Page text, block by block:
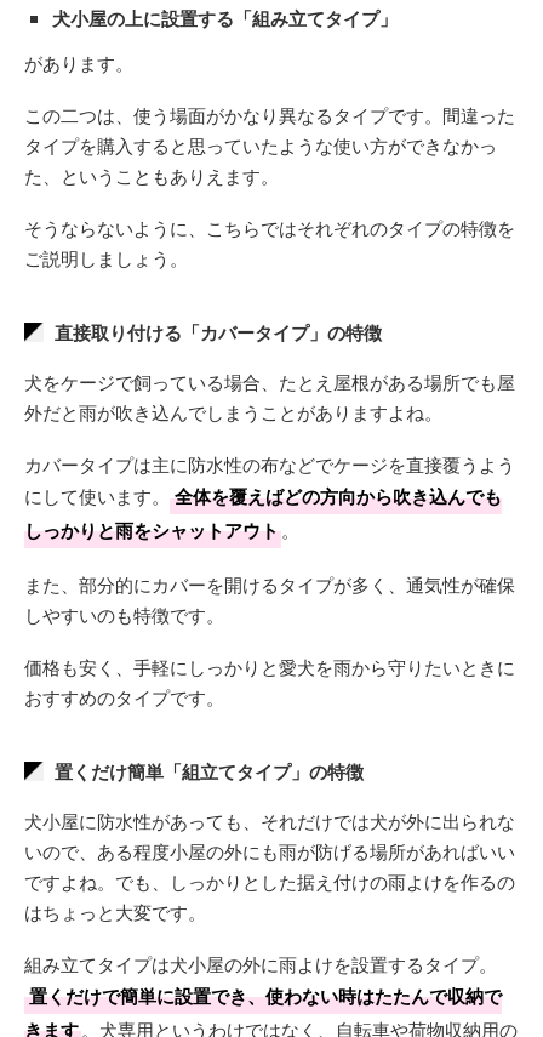
犬小屋の上に設置する「組み立てタイプ」
があります。
この二つは、使う場面がかなり異なるタイプです。間違った
タイプを購入すると思っていたような使い方ができなかっ
た、ということもありえます。
そうならないように、こちらではそれぞれのタイプの特徴を
ご説明しましょう。
直接取り付ける「カバータイプ」の特徴
犬をケージで飼っている場合、たとえ屋根がある場所でも屋
外だと雨が吹き込んでしまうことがありますよね。
カバータイプは主に防水性の布などでケージを直接覆うよう
にして使います。
全体を覆えばどの方向から吹き込んでも
しっかりと雨をシャットアウト。
また、部分的にカバーを開けるタイプが多く、通気性が確保
しやすいのも特徴です。
価格も安く、手軽にしっかりと愛犬を雨から守りたいときに
おすすめのタイプです。
置くだけ簡単「組立てタイプ」の特徴
犬小屋に防水性があっても、それだけでは犬が外に出られな
いので、ある程度小屋の外にも雨が防げる場所があればいい
ですよね。でも、しっかりとした据え付けの雨よけを作るの
はちょっと大変です。
組み立てタイプは犬小屋の外に雨よけを設置するタイプ。
置くだけで簡単に設置でき、使わない時はたたんで収納で
きます。犬専用というわけではなく、自転車や荷物収納用の